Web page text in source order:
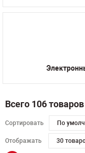
Всего 106
Сортировать По
Отображать 30